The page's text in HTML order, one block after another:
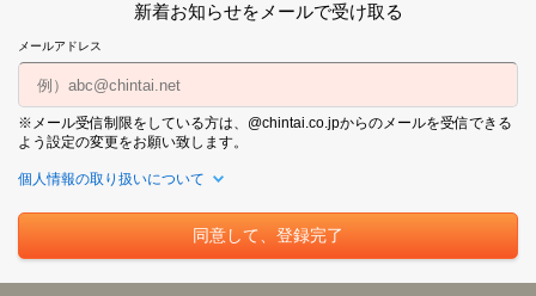
新着お知らせをメールで受け取る
メールアドレス
※メール受信制限をしている方は、@chintai.co.jpからのメールを受信できる
よう設定の変更をお願い致します。
個人情報の取り扱いについて